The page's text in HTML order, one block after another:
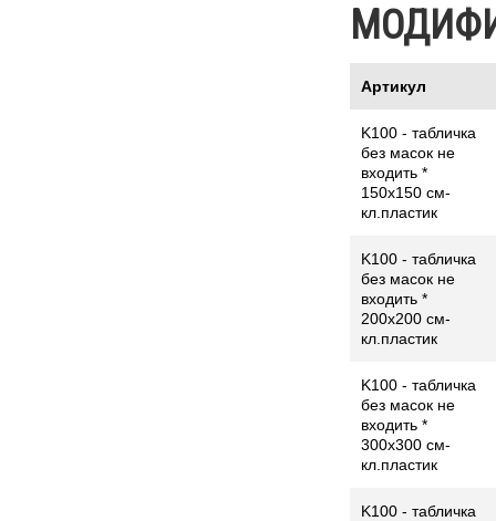
Артикул
K100 - табличка
без масок не
входить *
150x150 см-
кл.пластик
K100 - табличка
без масок не
входить *
200x200 см-
кл.пластик
K100 - табличка
без масок не
входить *
300x300 см-
кл.пластик
K100 - табличка